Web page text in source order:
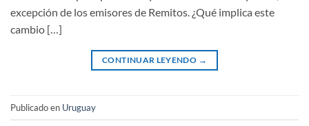
excepción de los emisores de Remitos. ¿Qué implica este
cambio […]
CONTINUAR LEYENDO →
Publicado en Uruguay